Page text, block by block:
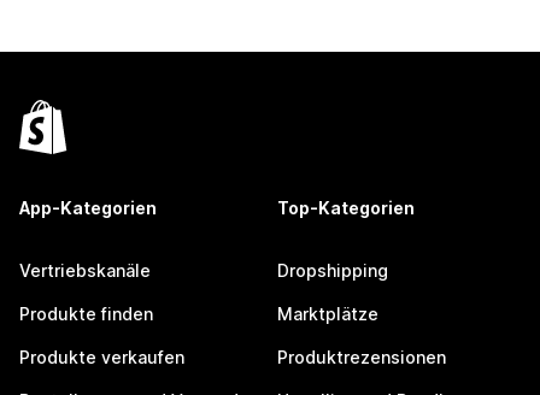
App-Kategorien
Vertriebskanäle
Produkte finden
Produkte verkaufen
Top-Kategorien
Dropshipping
Marktplätze
Produktrezensionen